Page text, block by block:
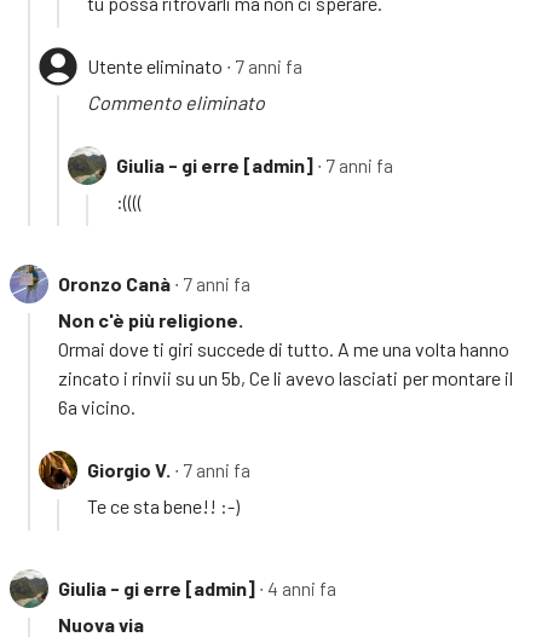
Utente eliminato ∙ 7 anni fa
Commento eliminato
Giulia - gi erre [admin] ∙ 7 anni fa
:((((
Oronzo Canà ∙ 7 anni fa
Non c'è più religione.
Ormai dove ti giri succede di tutto. A me una volta hanno
zincato i rinvii su un 5b, Ce li avevo lasciati per montare il
6a vicino.
Giorgio V. ∙ 7 anni fa
Te ce sta bene!! :-)
Giulia - gi erre [admin] ∙ 4 anni fa
Nuova via